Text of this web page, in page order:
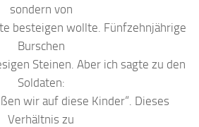
sondern von
besteigen wollte. Fünfzehnjährige
Burschen
Steinen. Aber ich sagte zu den
Soldaten:
wir auf diese Kinder“. Dieses
Verhältnis zu